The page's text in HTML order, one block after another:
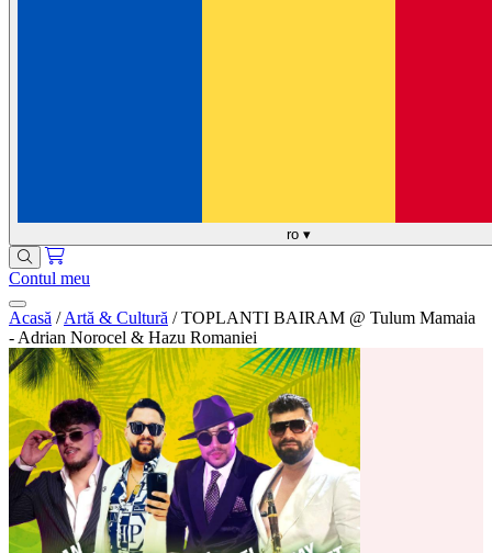
ro ▾
Contul meu
Acasă / Artă & Cultură / TOPLANTI BAIRAM @ Tulum Mamaia
- Adrian Norocel & Hazu Romaniei